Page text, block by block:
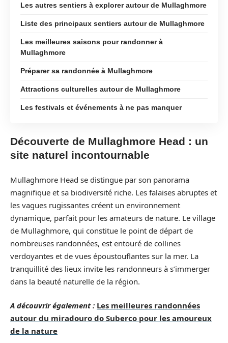
Les autres sentiers à explorer autour de Mullaghmore
Liste des principaux sentiers autour de Mullaghmore
Les meilleures saisons pour randonner à
Mullaghmore
Préparer sa randonnée à Mullaghmore
Attractions culturelles autour de Mullaghmore
Les festivals et événements à ne pas manquer
Découverte de Mullaghmore Head : un
site naturel incontournable
Mullaghmore Head se distingue par son panorama
magnifique et sa biodiversité riche. Les falaises abruptes et
les vagues rugissantes créent un environnement
dynamique, parfait pour les amateurs de nature. Le village
de Mullaghmore, qui constitue le point de départ de
nombreuses randonnées, est entouré de collines
verdoyantes et de vues époustouflantes sur la mer. La
tranquillité des lieux invite les randonneurs à s’immerger
dans la beauté naturelle de la région.
A découvrir également : Les meilleures randonnées
autour du miradouro do Suberco pour les amoureux
de la nature